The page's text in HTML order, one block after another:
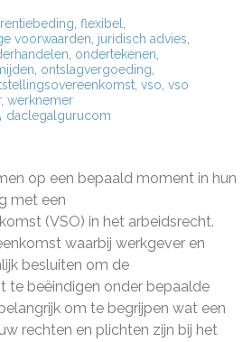
flexibel
voorwaarden juridisch advies
ondertekenen
ontslagvergoeding
vso vso
, werknemer
daclegalgurucom
op een bepaald moment in hun
met een
(VSO) in het arbeidsrecht.
waarbij werkgever en
besluiten om de
te beëindigen onder bepaalde
om te begrijpen wat een
rechten en plichten zijn bij het